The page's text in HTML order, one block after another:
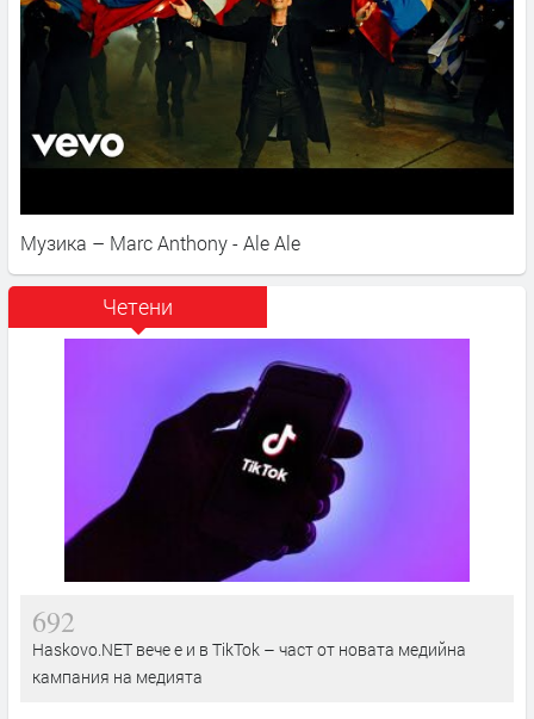
Музика – Marc Anthony - Ale Ale
Четени
692
Haskovo.NET вече е и в TikTok – част от новата медийна
кампания на медията